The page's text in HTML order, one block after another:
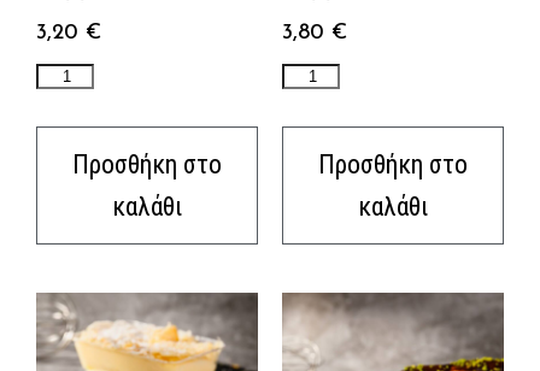
3,20 €
Προσθήκη στο
καλάθι
3,80 €
Προσθήκη στο
καλάθι